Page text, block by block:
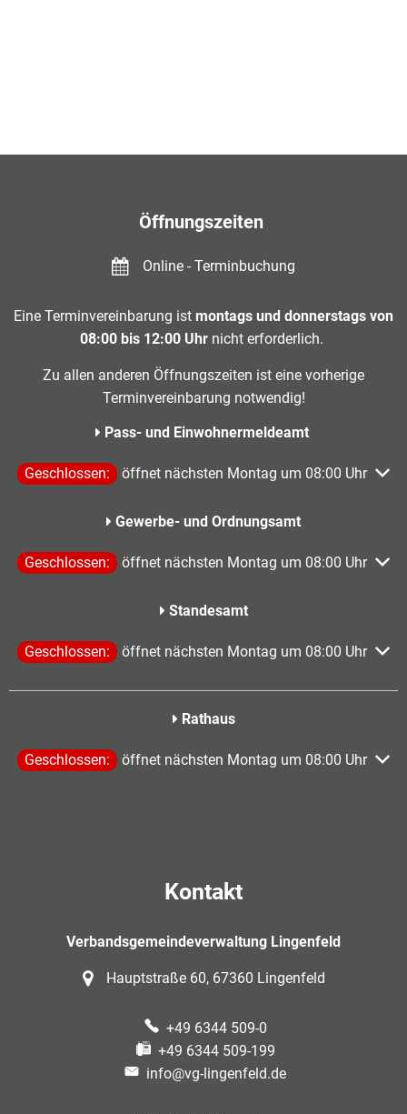
Öffnungszeiten
Online - Terminbuchung
Eine Terminvereinbarung ist montags und donnerstags von
08:00 bis 12:00 Uhr nicht erforderlich.
Zu allen anderen Öffnungszeiten ist eine vorherige
Terminvereinbarung notwendig!
Pass- und Einwohnermeldeamt
Klicken, um weitere Öffnungs- oder Schließzeiten
Geschlossen: öffnet nächsten Montag um 08:00 Uhr
Gewerbe- und Ordnungsamt
Klicken, um weitere Öffnungs- oder Schließzeiten
Geschlossen: öffnet nächsten Montag um 08:00 Uhr
Standesamt
Klicken, um weitere Öffnungs- oder Schließzeiten
Geschlossen: öffnet nächsten Montag um 08:00 Uhr
Rathaus
Klicken, um weitere Öffnungs- oder Schließzeiten
Geschlossen: öffnet nächsten Montag um 08:00 Uhr
Kontakt
Verbandsgemeindeverwaltung Lingenfeld
Hauptstraße 60, 67360 Lingenfeld
+49 6344 509-0
+49 6344 509-199
info@vg-lingenfeld.de